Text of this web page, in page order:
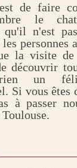
de faire
le
qu'il n'est
personnes
la visite
découvrir
un
Si vous êtes
à passer